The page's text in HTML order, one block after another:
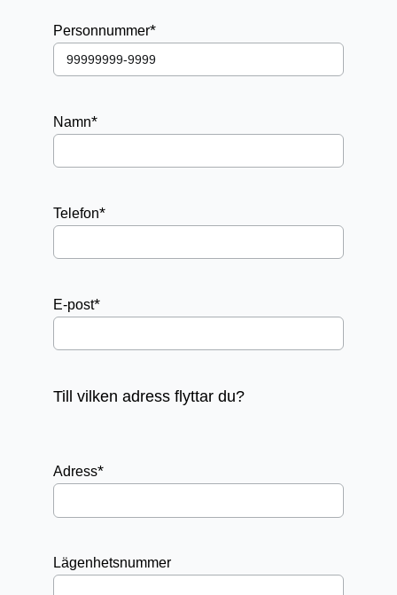
Personnummer*
Namn*
Telefon*
E-post*
Till vilken adress flyttar du?
Adress*
Lägenhetsnummer